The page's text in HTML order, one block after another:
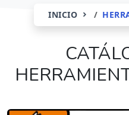
INICIO